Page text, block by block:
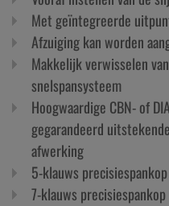
Met geïntegreerde
Afzuiging kan worden
Makkelijk verwisselen
snelspansysteem
Hoogwaardige CBN- of
gegarandeerd
afwerking
5-klauws
7-klauws